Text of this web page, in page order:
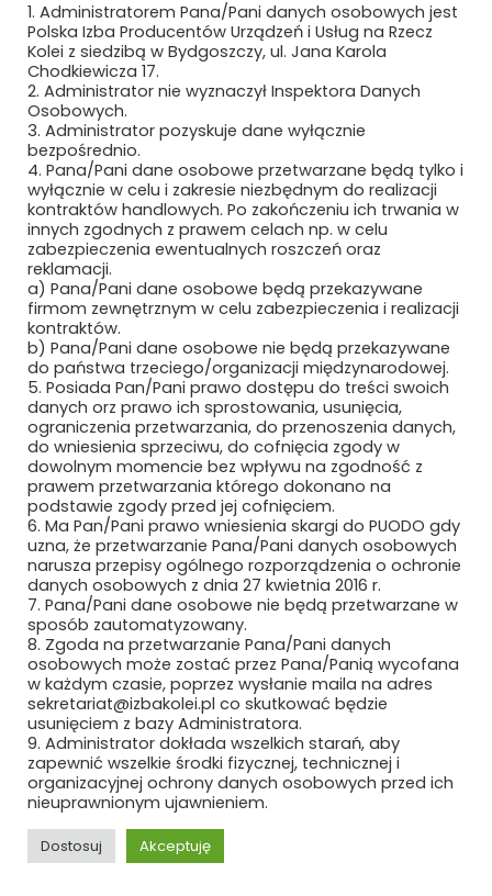
KZN RAIL SP. Z O.O.
KZN SWITCHER SP. Z O.O.
LACROIX
LANKWITZER POLSKA SP. Z O.O.
LAPP KABEL SP. Z O.O.
LDZ RITOSA SASTAVA SERVISS
LEDATEL SP. Z O.O. I WSPÓLNICY SP. K.
LIFTON POLSKA SP. Z O.O.
LINTER S.A.
LLJ SOFTWARE & ELECTRONICS
LYNXEO SYSTEMS POLAND SPÓŁKA Z
OGRANICZONĄ ODPOWIEDZIALNOŚCIĄ
ŁÓDZKA KOLEJ AGLOMERACYJNA SP. Z
O.O.
MABO SP. Z O.O.
MACRO-SYSTEM SP. Z O.O.
MÄDER POLAND
MAFELEC TEAM POLSKA SP. Z O.O.
MAK UBEZPIECZENIA SP. Z O.O.
1. Administratorem Pana/Pani danych osobowych jest
Polska Izba Producentów Urządzeń i Usług na Rzecz
Kolei z siedzibą w Bydgoszczy, ul. Jana Karola
Chodkiewicza 17.
2. Administrator nie wyznaczył Inspektora Danych
Osobowych.
3. Administrator pozyskuje dane wyłącznie
bezpośrednio.
4. Pana/Pani dane osobowe przetwarzane będą tylko i
wyłącznie w celu i zakresie niezbędnym do realizacji
kontraktów handlowych. Po zakończeniu ich trwania w
innych zgodnych z prawem celach np. w celu
zabezpieczenia ewentualnych roszczeń oraz
reklamacji.
a) Pana/Pani dane osobowe będą przekazywane
firmom zewnętrznym w celu zabezpieczenia i realizacji
kontraktów.
b) Pana/Pani dane osobowe nie będą przekazywane
do państwa trzeciego/organizacji międzynarodowej.
5. Posiada Pan/Pani prawo dostępu do treści swoich
danych orz prawo ich sprostowania, usunięcia,
ograniczenia przetwarzania, do przenoszenia danych,
do wniesienia sprzeciwu, do cofnięcia zgody w
dowolnym momencie bez wpływu na zgodność z
prawem przetwarzania którego dokonano na
podstawie zgody przed jej cofnięciem.
6. Ma Pan/Pani prawo wniesienia skargi do PUODO gdy
uzna, że przetwarzanie Pana/Pani danych osobowych
narusza przepisy ogólnego rozporządzenia o ochronie
danych osobowych z dnia 27 kwietnia 2016 r.
7. Pana/Pani dane osobowe nie będą przetwarzane w
sposób zautomatyzowany.
8. Zgoda na przetwarzanie Pana/Pani danych
osobowych może zostać przez Pana/Panią wycofana
w każdym czasie, poprzez wysłanie maila na adres
sekretariat@izbakolei.pl co skutkować będzie
usunięciem z bazy Administratora.
9. Administrator dokłada wszelkich starań, aby
zapewnić wszelkie środki fizycznej, technicznej i
organizacyjnej ochrony danych osobowych przed ich
nieuprawnionym ujawnieniem.
Dostosuj Akceptuję